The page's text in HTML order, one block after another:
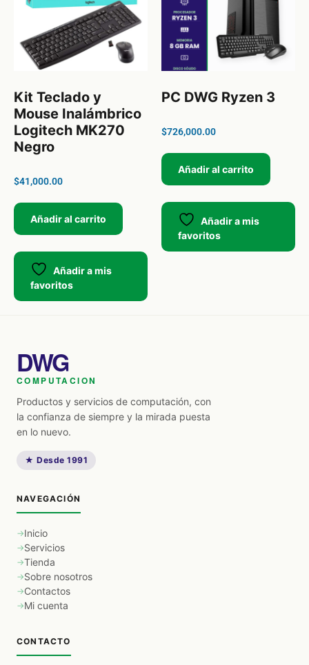
Kit Teclado y
Mouse Inalámbrico
Logitech MK270
Negro
$41,000.00
Añadir al carrito
Añadir a mis
favoritos
PC DWG Ryzen 3
$726,000.00
Añadir al carrito
Añadir a mis
favoritos
DWG
COMPUTACION
Productos y servicios de computación, con
la confianza de siempre y la mirada puesta
en lo nuevo.
★ Desde 1991
NAVEGACIÓN
Inicio
Servicios
Tienda
Sobre nosotros
Contactos
Mi cuenta
CONTACTO